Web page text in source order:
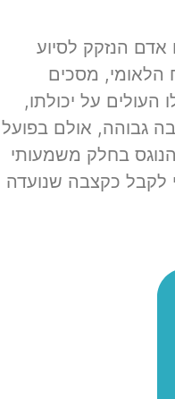
הנזקק לסיוע
הלאומי, מסכים
העולים על יכולתו,
גבוהה, אולם בפועל
בחלק משמעותי
לקבל כקצבה שנועדה